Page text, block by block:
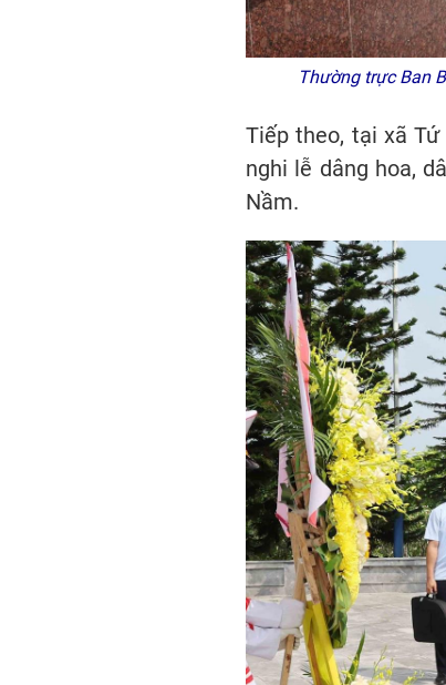
Thường trực Ban
Tiếp theo, tại xã
nghi lễ dâng hoa,
Nầm.